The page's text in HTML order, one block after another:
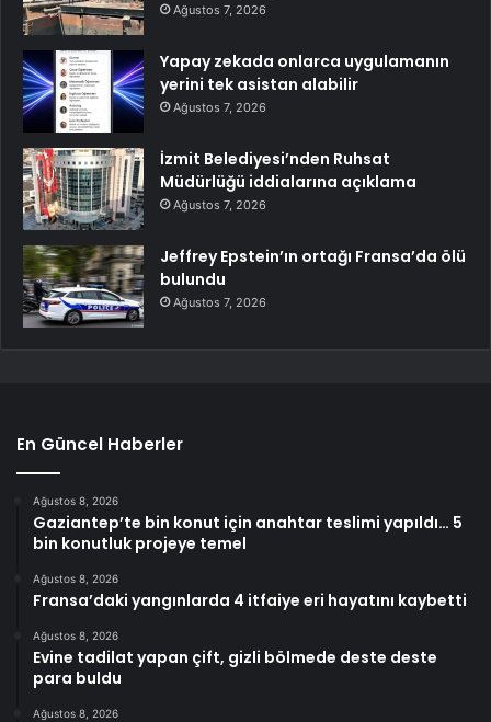
Ağustos 7, 2026
Yapay zekada onlarca uygulamanın
yerini tek asistan alabilir
Ağustos 7, 2026
İzmit Belediyesi’nden Ruhsat
Müdürlüğü iddialarına açıklama
Ağustos 7, 2026
Jeffrey Epstein’ın ortağı Fransa’da ölü
bulundu
Ağustos 7, 2026
En Güncel Haberler
Ağustos 8, 2026
Gaziantep’te bin konut için anahtar teslimi yapıldı… 5
bin konutluk projeye temel
Ağustos 8, 2026
Fransa’daki yangınlarda 4 itfaiye eri hayatını kaybetti
Ağustos 8, 2026
Evine tadilat yapan çift, gizli bölmede deste deste
para buldu
Ağustos 8, 2026